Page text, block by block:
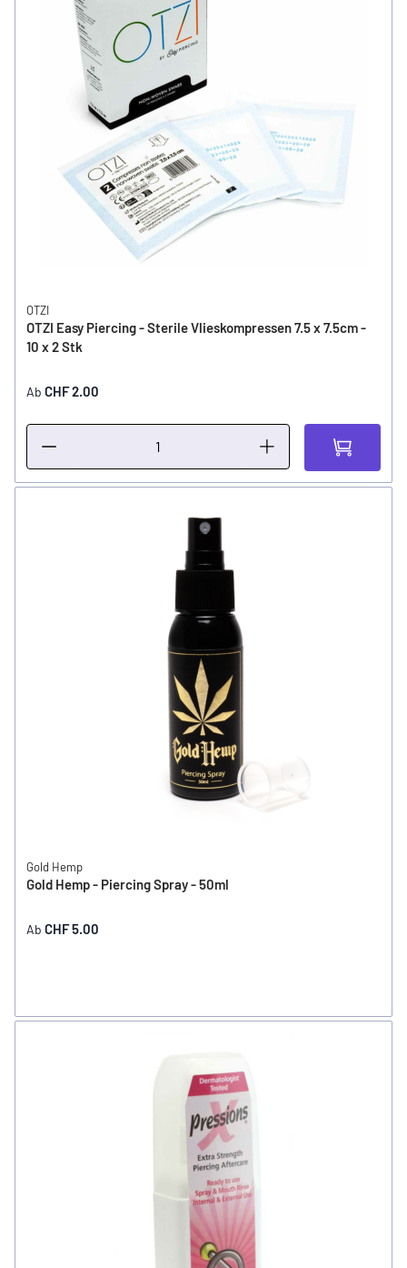
OTZI
OTZI Easy Piercing - Sterile Vlieskompressen 7.5 x 7.5cm -
10 x 2 Stk
Ab CHF 2.00
Gold Hemp
Gold Hemp - Piercing Spray - 50ml
Ab CHF 5.00